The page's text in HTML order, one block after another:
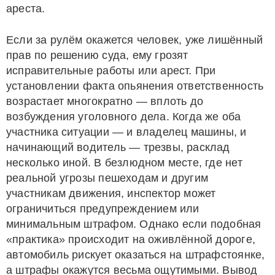
ареста.
Если за рулём окажется человек, уже лишённый
прав по решению суда, ему грозят
исправительные работы или арест. При
установлении факта опьянения ответственность
возрастает многократно — вплоть до
возбуждения уголовного дела. Когда же оба
участника ситуации — и владелец машины, и
начинающий водитель — трезвы, расклад
несколько иной. В безлюдном месте, где нет
реальной угрозы пешеходам и другим
участникам движения, инспектор может
ограничиться предупреждением или
минимальным штрафом. Однако если подобная
«практика» происходит на оживлённой дороге,
автомобиль рискует оказаться на штрафстоянке,
а штрафы окажутся весьма ощутимыми. Вывод